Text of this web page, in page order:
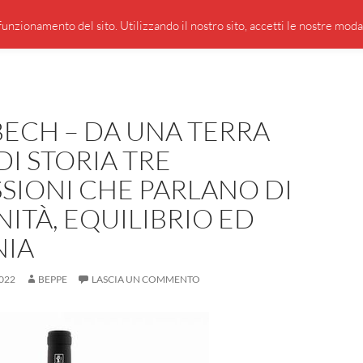
PRESENTAZIONE DI GIUSEPPE BORSOI
– DA UNA TERRA
STORIA TRE
CHE PARLANO DI
EQUILIBRIO ED
BEPPE LASCIA UN COMMENTO
del sito. Utilizzando il nostro sito, accetti le nostre